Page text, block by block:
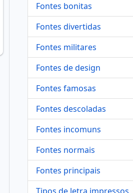
Fontes bonitas
Fontes divertidas
Fontes militares
Fontes de design
Fontes famosas
Fontes descoladas
Fontes incomuns
Fontes normais
Fontes principais